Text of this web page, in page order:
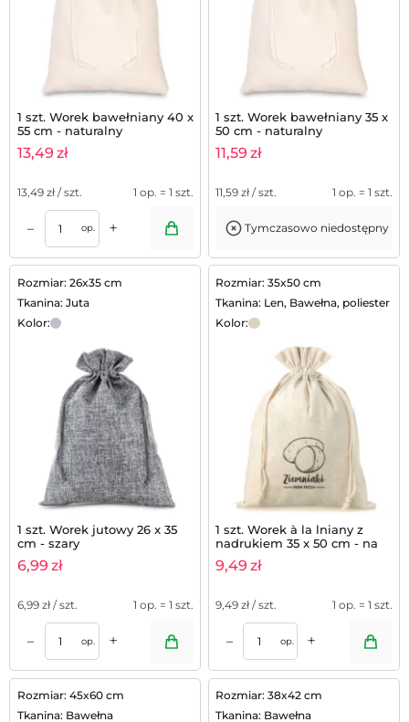
1 szt. Worek bawełniany 40 x
55 cm - naturalny
13,49 zł
13,49 zł / szt. 1 op. = 1 szt.
– op. +
1 szt. Worek bawełniany 35 x
50 cm - naturalny
11,59 zł
11,59 zł / szt. 1 op. = 1 szt.
Tymczasowo niedostępny
Rozmiar: 26x35 cm
Tkanina: Juta
Kolor:
1 szt. Worek jutowy 26 x 35
cm - szary
6,99 zł
6,99 zł / szt. 1 op. = 1 szt.
– op. +
Rozmiar: 35x50 cm
Tkanina: Len, Bawełna, poliester
Kolor:
1 szt. Worek à la lniany z
nadrukiem 35 x 50 cm - na
ziemniaki (PL)
9,49 zł
9,49 zł / szt. 1 op. = 1 szt.
– op. +
Rozmiar: 45x60 cm
Tkanina: Bawełna
Rozmiar: 38x42 cm
Tkanina: Bawełna